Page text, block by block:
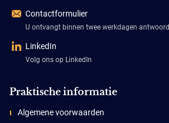
Contactformulier
U ontvangt binnen twee werkdagen antwoord
LinkedIn
Volg ons op LinkedIn
Praktische informatie
Algemene voorwaarden